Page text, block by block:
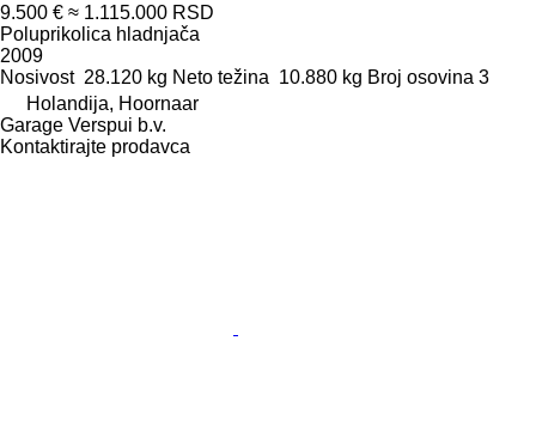
9.500 € ≈ 1.115.000 RSD
Poluprikolica hladnjača
2009
Nosivost 28.120 kg Neto težina 10.880 kg Broj osovina 3
Holandija, Hoornaar
Garage Verspui b.v.
Kontaktirajte prodavca